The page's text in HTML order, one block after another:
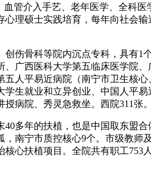
管介入手艺、老年医学、全科
理硕士实践培育，每年向社会
骨科等院内沉点专科，具有1
广西医科大学第五临床医学院
人平易近病院（南宁市卫生核
生就业和立异创业、中国人平
病院、秀灵急救坐。西院311张。
年的扶植，也是中国取东盟合
南宁市质控核心9个。市级教师
心扶植项目。全院共有职工